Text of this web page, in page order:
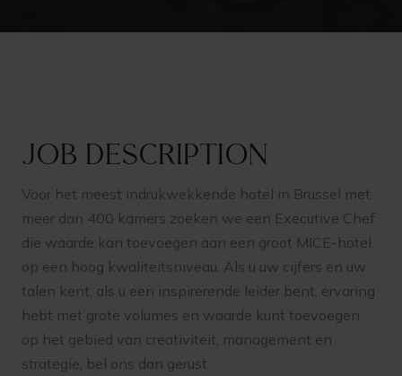
Job description
Voor het meest indrukwekkende hotel in Brussel met
meer dan 400 kamers zoeken we een Executive Chef
die waarde kan toevoegen aan een groot MICE-hotel
op een hoog kwaliteitsniveau. Als u uw cijfers en uw
talen kent, als u een inspirerende leider bent, ervaring
hebt met grote volumes en waarde kunt toevoegen
op het gebied van creativiteit, management en
strategie, bel ons dan gerust.